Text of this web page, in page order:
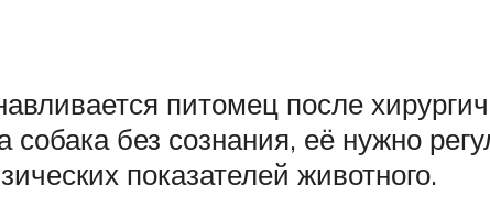
питомец после
без сознания, её нужно
показателей животного.